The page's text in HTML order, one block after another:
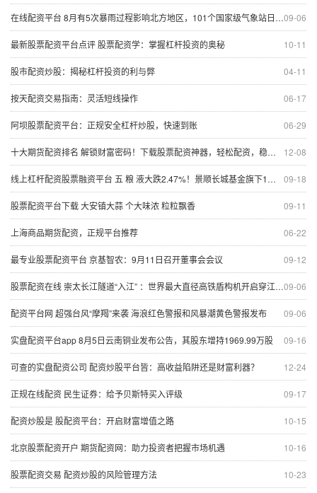
09-06
在线配资平台 8月有5次暴雨过程影响北方地区，101个国家级气象站日降水量达到极端阈值标准
10-11
最新股票配资平台点评 股票配资学：掌握杠杆投资的奥秘
04-11
股市配资炒股：揭秘杠杆投资的利与弊
06-17
按天配资交易指南：灵活短线操作
06-29
阿坝股票配资平台：正规安全杠杆炒股，快速到账
12-08
十大期货配资排名 解锁财富密码！下载股票配资神器，轻松配资，稳赚不赔
09-18
线上杠杆配资股票融资平台 五 粮 液大跌2.47%！景顺长城基金旗下1只基金持有
09-11
股票配资平台下载 大安镇大蒜 个大味浓 粒粒飘香
06-22
上海商品期货配资，正规平台推荐
09-12
最专业股票配资平台 京基智农：9月11日召开董事会会议
09-06
股票配资在线 崇太长江隧道“入江” ：世界最大直径高铁盾构机开启穿江之旅
09-06
配资平台网 超强台风“摩羯”来袭 海浪红色警报和风暴潮黄色警报发布
09-16
实盘配资平台app 8月5日云南铜业发布公告，其股东增持1969.99万股
12-24
可查的实盘配资公司 配资炒股平台皆：高收益陷阱还是财富利器？
09-17
正规在线配资 民生证券：给予贝斯特买入评级
10-15
配资炒股是 股配资平台：开启财富增值之路
10-16
北京股票配资开户 期货配资网：助力投资者把握市场机遇
10-23
股票配资交易 配资炒股的风险管理方法